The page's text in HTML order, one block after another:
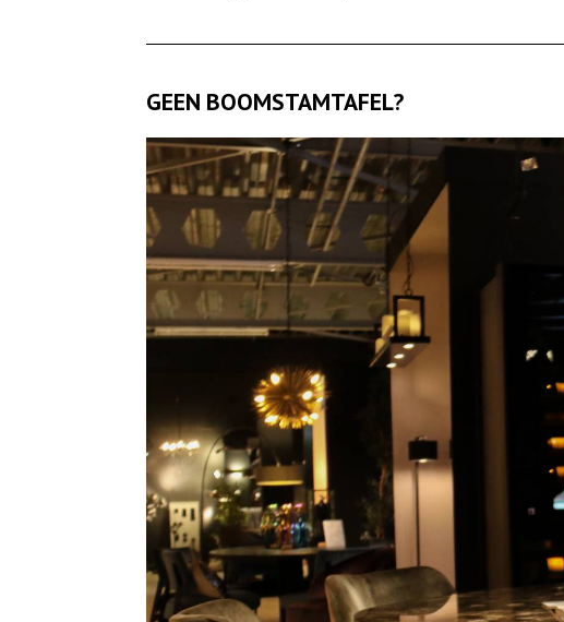
GEEN BOOMSTAMTAFEL?